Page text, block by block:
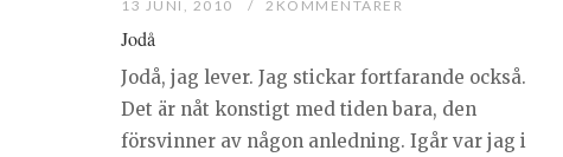
13 JUNI, 2010 2KOMMENTARER
Jodå
Jodå, jag lever. Jag stickar fortfarande också.
Det är nåt konstigt med tiden bara, den
försvinner av någon anledning. Igår var jag i